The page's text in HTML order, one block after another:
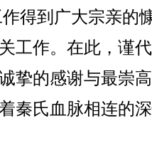
得到广大宗亲
工作。在此，谨
挚的感谢与最崇
秦氏血脉相连的